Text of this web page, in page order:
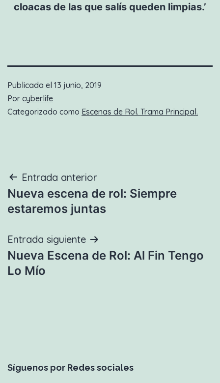
cloacas de las que salís queden limpias.’
Publicada el 13 junio, 2019
Por cyberlife
Categorizado como Escenas de Rol. Trama Principal.
Navegación
de
Entrada anterior
Nueva escena de rol: Siempre
estaremos juntas
Entrada siguiente
Nueva Escena de Rol: Al Fin Tengo
Lo Mío
Síguenos por Redes sociales